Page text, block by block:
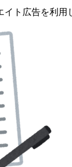
ト広告を利用